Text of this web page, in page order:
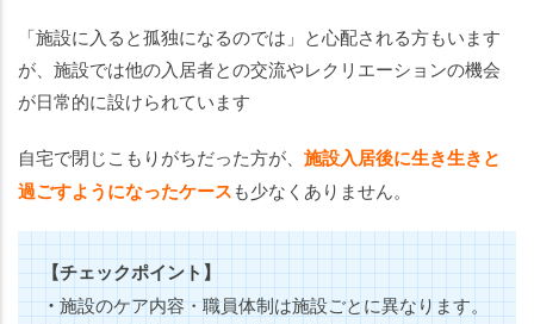
「施設に入ると孤独になるのでは」と心配される方もいます
が、施設では他の入居者との交流やレクリエーションの機会
が日常的に設けられています
自宅で閉じこもりがちだった方が、 施設入居後に生き生きと
過ごすようになったケースも少なくありません。
【チェックポイント】
・施設のケア内容・職員体制は施設ごとに異なります。